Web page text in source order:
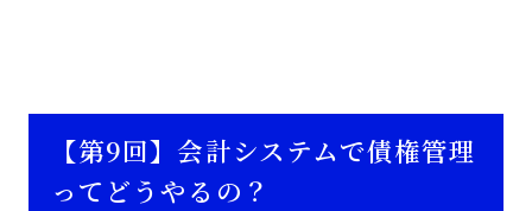
【第9回】会計システムで債権管理
ってどうやるの？